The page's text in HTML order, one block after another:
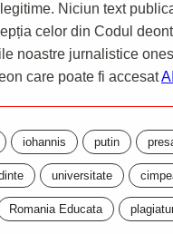
Niciun text
celor din Codul
noastre jurnalistice
care poate fi accesat
iohannis putin
universitate
Romania Educata